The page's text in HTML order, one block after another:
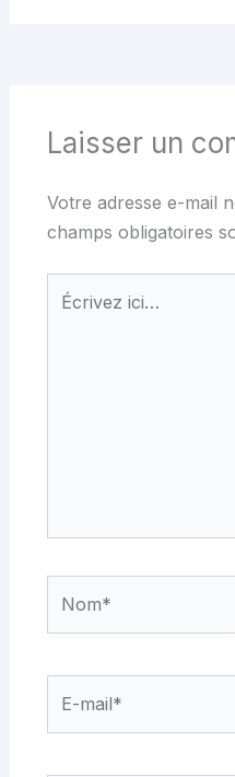
Laisser un
Votre adresse e-mail
champs obligatoires
Écrivez